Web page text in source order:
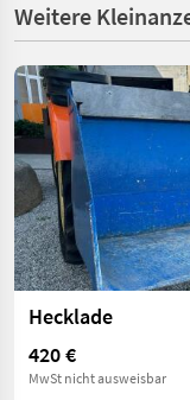
Weitere
Hecklade
420 €
MwSt nicht ausweisbar